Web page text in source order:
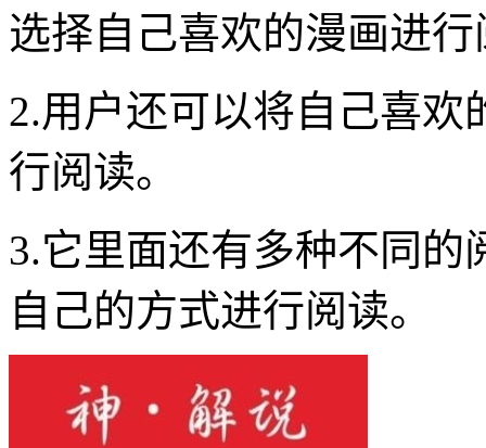
选择自己喜欢的漫画进行
2.用户还可以将自己喜
行阅读。
3.它里面还有多种不同
自己的方式进行阅读。